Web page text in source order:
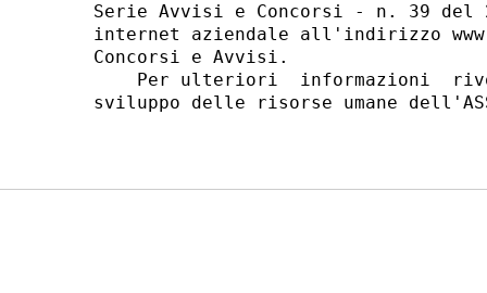
Serie Avvisi e Concorsi - n. 39
internet aziendale all'indirizzo
Concorsi e Avvisi.
Per ulteriori  informazioni
sviluppo delle risorse umane